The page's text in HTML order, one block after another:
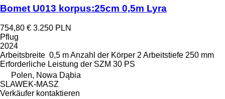
Bomet U013 korpus:25cm 0,5m Lyra
754,80 € 3.250 PLN
Pflug
2024
Arbeitsbreite 0,5 mAnzahl der Körper 2 Arbeitstiefe 250 mm
Erforderliche Leistung der SZM 30 PS
Polen, Nowa Dąbia
SLAWEK-MASZ
Verkäufer kontaktieren